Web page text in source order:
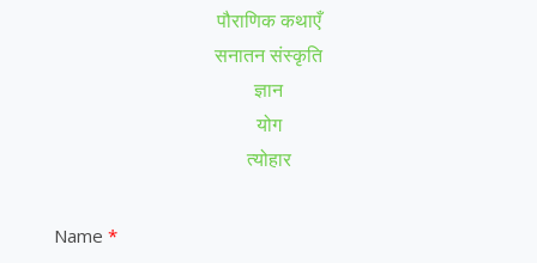
पौराणिक कथाएँ
सनातन संस्कृति
ज्ञान
योग
त्योहार
Name